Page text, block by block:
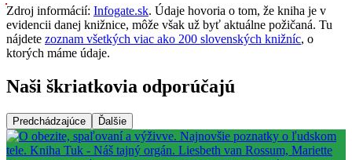
Zdroj informácií: Infogate.sk. Údaje hovoria o tom, že kniha je v
evidencii danej knižnice, môže však už byť aktuálne požičaná. Tu
nájdete zoznam všetkých viac ako 200 slovenských knižníc, o
ktorých máme údaje.
Naši škriatkovia odporúčajú
Predchádzajúce Ďalšie